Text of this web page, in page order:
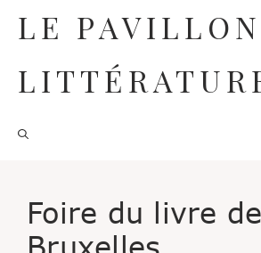
contenu
LE
Foire du livre de